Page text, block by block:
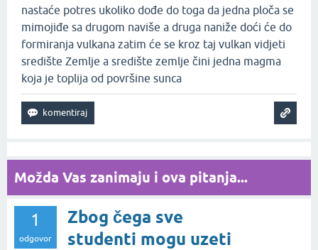
nastaće potres ukoliko dođe do toga da jedna ploča se
mimojiđe sa drugom naviše a druga naniže doći će do
formiranja vulkana zatim će se kroz taj vulkan vidjeti
središte Zemlje a središte zemlje čini jedna magma
koja je toplija od površine sunca
Možda Vas zanimaju i ova pitanja...
1
odgovor
Zbog čega sve
studenti mogu uzeti